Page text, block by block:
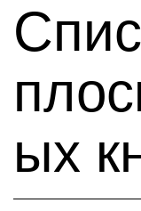
ых